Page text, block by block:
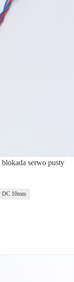
serwo pusty
DC 10mm